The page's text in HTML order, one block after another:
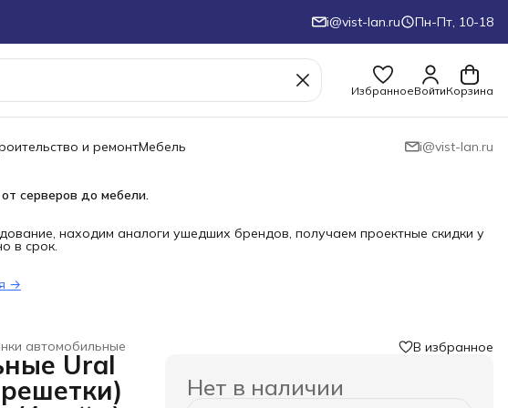
i@vist-lan.ru Пн-Пт, 10-18
ИзбранноеВойтиКорзина
и ремонтМебель i@vist-lan.ru
серверов до мебели.
находим аналоги ушедших брендов, получаем проектные скидки у
в срок.
→
автомобильные
Ural
В избранное
Нет в наличии